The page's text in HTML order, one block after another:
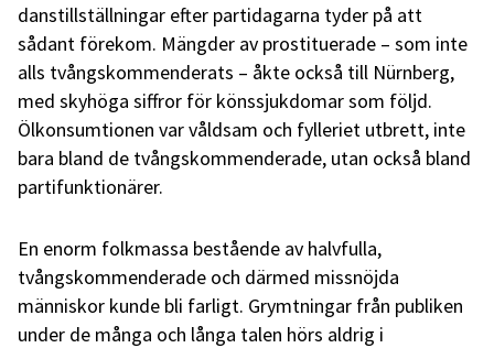
danstillställningar efter partidagarna tyder på att
sådant förekom. Mängder av prostituerade – som inte
alls tvångskommenderats – åkte också till Nürnberg,
med skyhöga siffror för könssjukdomar som följd.
Ölkonsumtionen var våldsam och fylleriet utbrett, inte
bara bland de tvångskommenderade, utan också bland
partifunktionärer.
En enorm folkmassa bestående av halvfulla,
tvångskommenderade och därmed missnöjda
människor kunde bli farligt. Grymtningar från publiken
under de många och långa talen hörs aldrig i